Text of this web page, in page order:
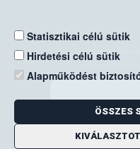
Statisztikai célú sütik
Hirdetési célú sütik
Alapműködést
ÖSSZES
Nemzeti
Levelezési
E-mail:
Zöld